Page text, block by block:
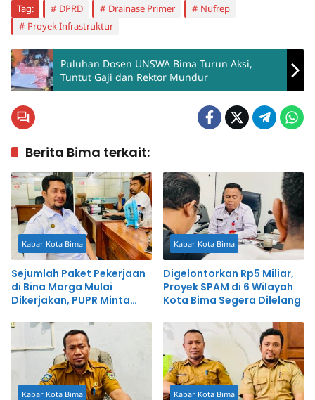
Tag: DPRD Drainase Primer
Nufrep
Proyek Infrastruktur
Puluhan Dosen UNSWA Bima Turun Aksi,
Tuntut Gaji dan Rektor Mundur
Berita Bima terkait:
Kabar Kota Bima
Sejumlah Paket Pekerjaan
di Bina Marga Mulai
Dikerjakan, PUPR Minta
Teknis
Kabar Kota Bima
Digelontorkan Rp5 Miliar,
Proyek SPAM di 6 Wilayah
Kota Bima Segera Dilelang
Kabar Kota Bima Kabar Kota Bima